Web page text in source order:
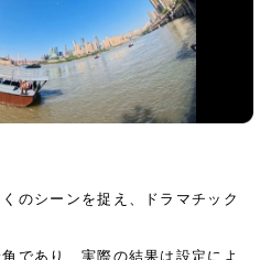
のシーンを捉え、ドラマチック
であり、実際の結果は設定によ